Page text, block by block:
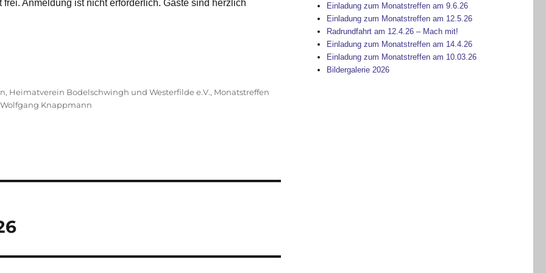
frei. Anmeldung ist nicht erforderlich. Gäste sind herzlich
, Heimatverein Bodelschwingh und Westerfilde e.V., Monatstreffen
Wolfgang Knappmann
Einladung zum Monatstreffen am 9.6.26
Einladung zum Monatstreffen am 12.5.26
Radrundfahrt am 12.4.26 – Mach mit!
Einladung zum Monatstreffen am 14.4.26
Einladung zum Monatstreffen am 10.03.26
Bildergalerie 2026